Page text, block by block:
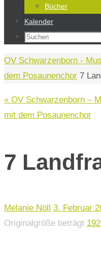
Bücher
Kalender
Suchen
Start
OV Schwarzenborn -
dem Posaunenchor 7
« OV Schwarzenborn –
mit dem Posaunenchor
7
Melanie Nöll 3. Februar
Originalgröße beträgt